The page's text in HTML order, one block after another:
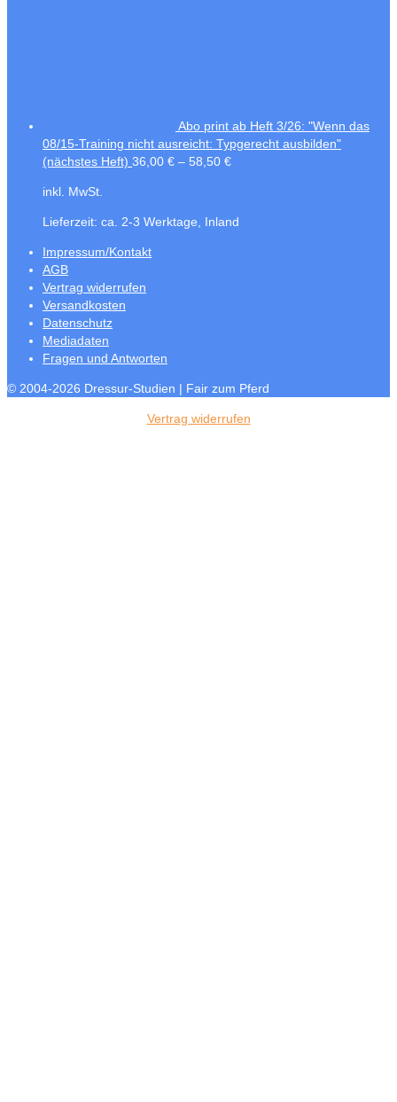
Abo print ab Heft 3/26: "Wenn das
08/15-Training nicht ausreicht: Typgerecht ausbilden"
(nächstes Heft) 36,00 € – 58,50 €
inkl. MwSt.
Lieferzeit: ca. 2-3 Werktage, Inland
Impressum/Kontakt
AGB
Vertrag widerrufen
Versandkosten
Datenschutz
Mediadaten
Fragen und Antworten
© 2004-2026 Dressur-Studien | Fair zum Pferd
Vertrag widerrufen